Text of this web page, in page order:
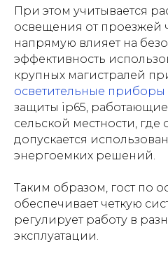
При этом учитывается
освещения от проезжей
напрямую влияет на
эффективность
крупных магистралей
осветительные приборы
защиты ip65,
сельской местности,
допускается
энергоемких решений.
Таким образом, гост по
обеспечивает четкую
регулирует работу в
эксплуатации.